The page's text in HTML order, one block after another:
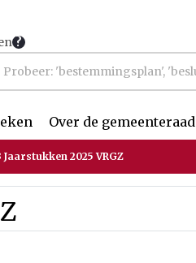
Over de gemeenteraad
Jaarstukken 2025 VRGZ